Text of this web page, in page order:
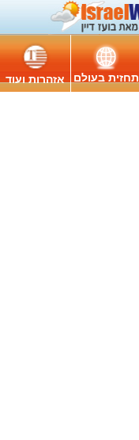
תחזית בעולם אזהרות ועוד